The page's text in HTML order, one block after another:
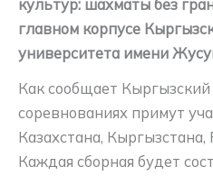
культур: шахматы без
главном корпусе
университета имени
Как сообщает
соревнованиях примут
Казахстана, Кыргызстана,
Каждая сборная будет